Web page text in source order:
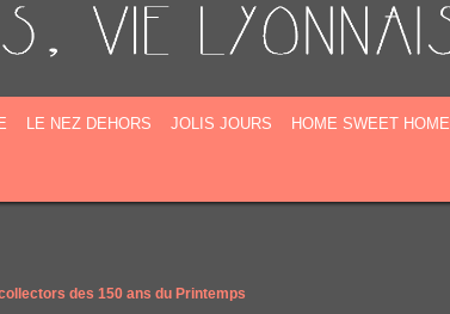
LE NEZ DEHORS JOLIS JOURS HOME SWEET HOME
des 150 ans du Printemps